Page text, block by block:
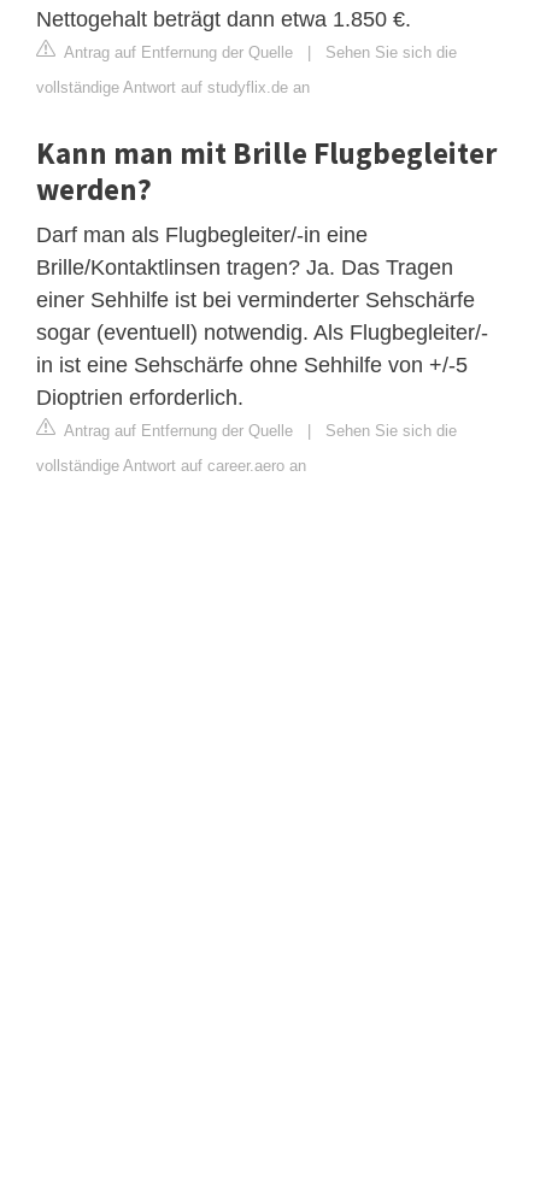
Nettogehalt beträgt dann etwa 1.850 €.
Antrag auf Entfernung der Quelle | Sehen Sie sich die
vollständige Antwort auf studyflix.de an
Kann man mit Brille Flugbegleiter
werden?
Darf man als Flugbegleiter/-in eine
Brille/Kontaktlinsen tragen? Ja. Das Tragen
einer Sehhilfe ist bei verminderter Sehschärfe
sogar (eventuell) notwendig. Als Flugbegleiter/-
in ist eine Sehschärfe ohne Sehhilfe von +/-5
Dioptrien erforderlich.
Antrag auf Entfernung der Quelle | Sehen Sie sich die
vollständige Antwort auf career.aero an